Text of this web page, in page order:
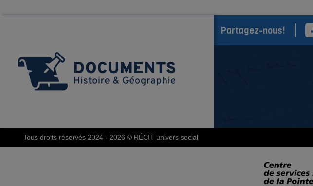
Partagez-nous!
Tous droits réservés 2024 - 2026 © RÉCIT univers social